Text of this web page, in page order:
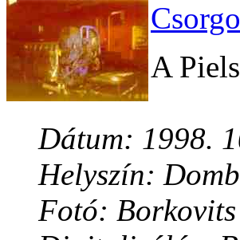
A
Dátum: 1998.
Helyszín:
Fotó: Borkovits